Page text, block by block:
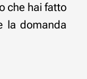
che hai fatto
la domanda